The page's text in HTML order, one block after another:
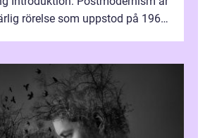
rörelse som uppstod på 1960-